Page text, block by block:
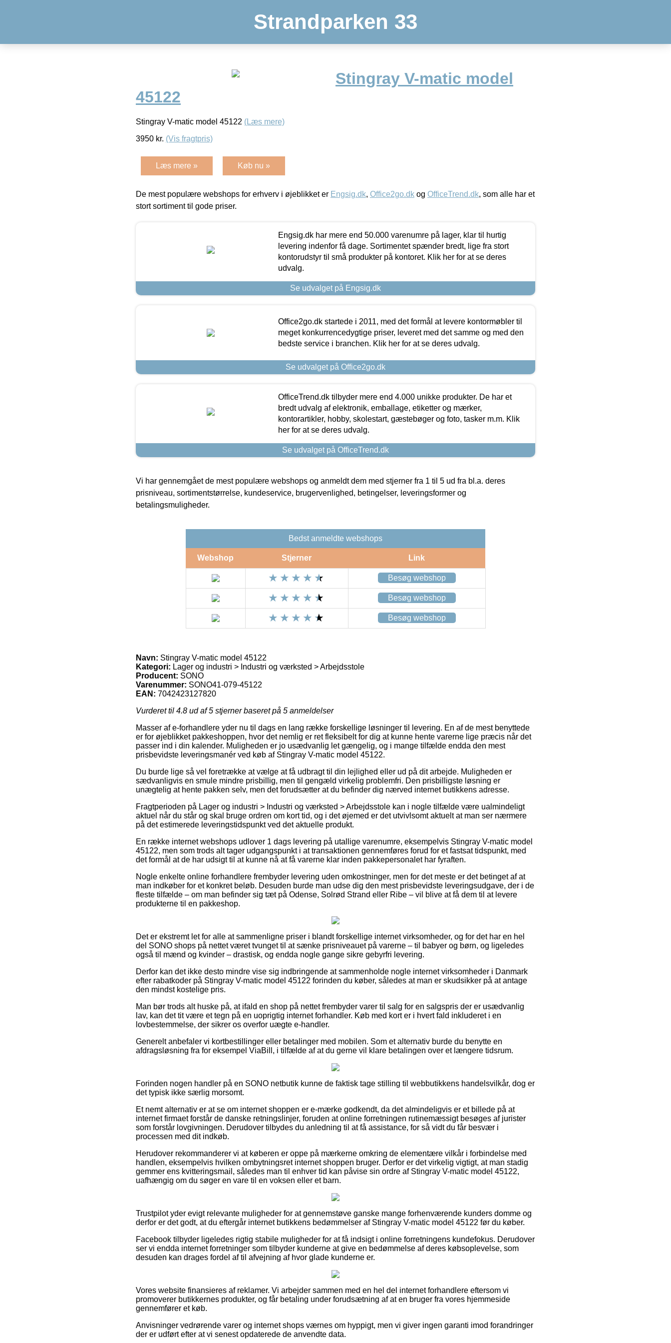
Strandparken 33
Stingray V-matic model
45122
Stingray V-matic model 45122 (Læs mere)
3950 kr. (Vis fragtpris)
Læs mere » Køb nu »
De mest populære webshops for erhverv i øjeblikket er Engsig.dk, Office2go.dk og OfficeTrend.dk, som alle har et
stort sortiment til gode priser.
Engsig.dk har mere end 50.000 varenumre på lager, klar til hurtig
levering indenfor få dage. Sortimentet spænder bredt, lige fra stort
kontorudstyr til små produkter på kontoret. Klik her for at se deres
udvalg.
Se udvalget på Engsig.dk
Office2go.dk startede i 2011, med det formål at levere kontormøbler til
meget konkurrencedygtige priser, leveret med det samme og med den
bedste service i branchen. Klik her for at se deres udvalg.
Se udvalget på Office2go.dk
OfficeTrend.dk tilbyder mere end 4.000 unikke produkter. De har et
bredt udvalg af elektronik, emballage, etiketter og mærker,
kontorartikler, hobby, skolestart, gæstebøger og foto, tasker m.m. Klik
her for at se deres udvalg.
Se udvalget på OfficeTrend.dk
Vi har gennemgået de mest populære webshops og anmeldt dem med stjerner fra 1 til 5 ud fra bl.a. deres
prisniveau, sortimentstørrelse, kundeservice, brugervenlighed, betingelser, leveringsformer og
betalingsmuligheder.
Bedst anmeldte webshops
Webshop Stjerner Link
Besøg webshop
Besøg webshop
Besøg webshop
Navn: Stingray V-matic model 45122
Kategori: Lager og industri > Industri og værksted > Arbejdsstole
Producent: SONO
Varenummer: SONO41-079-45122
EAN: 7042423127820
Vurderet til 4.8 ud af 5 stjerner baseret på 5 anmeldelser
Masser af e-forhandlere yder nu til dags en lang række forskellige løsninger til levering. En af de mest benyttede
er for øjeblikket pakkeshoppen, hvor det nemlig er ret fleksibelt for dig at kunne hente varerne lige præcis når det
passer ind i din kalender. Muligheden er jo usædvanlig let gængelig, og i mange tilfælde endda den mest
prisbevidste leveringsmanér ved køb af Stingray V-matic model 45122.
Du burde lige så vel foretrække at vælge at få udbragt til din lejlighed eller ud på dit arbejde. Muligheden er
sædvanligvis en smule mindre prisbillig, men til gengæld virkelig problemfri. Den prisbilligste løsning er
unægtelig at hente pakken selv, men det forudsætter at du befinder dig nærved internet butikkens adresse.
Fragtperioden på Lager og industri > Industri og værksted > Arbejdsstole kan i nogle tilfælde være ualmindeligt
aktuel når du står og skal bruge ordren om kort tid, og i det øjemed er det utvivlsomt aktuelt at man ser nærmere
på det estimerede leveringstidspunkt ved det aktuelle produkt.
En række internet webshops udlover 1 dags levering på utallige varenumre, eksempelvis Stingray V-matic model
45122, men som trods alt tager udgangspunkt i at transaktionen gennemføres forud for et fastsat tidspunkt, med
det formål at de har udsigt til at kunne nå at få varerne klar inden pakkepersonalet har fyraften.
Nogle enkelte online forhandlere frembyder levering uden omkostninger, men for det meste er det betinget af at
man indkøber for et konkret beløb. Desuden burde man udse dig den mest prisbevidste leveringsudgave, der i de
fleste tilfælde – om man befinder sig tæt på Odense, Solrød Strand eller Ribe – vil blive at få dem til at levere
produkterne til en pakkeshop.
Det er ekstremt let for alle at sammenligne priser i blandt forskellige internet virksomheder, og for det har en hel
del SONO shops på nettet været tvunget til at sænke prisniveauet på varerne – til babyer og børn, og ligeledes
også til mænd og kvinder – drastisk, og endda nogle gange sikre gebyrfri levering.
Derfor kan det ikke desto mindre vise sig indbringende at sammenholde nogle internet virksomheder i Danmark
efter rabatkoder på Stingray V-matic model 45122 forinden du køber, således at man er skudsikker på at antage
den mindst kostelige pris.
Man bør trods alt huske på, at ifald en shop på nettet frembyder varer til salg for en salgspris der er usædvanlig
lav, kan det tit være et tegn på en uoprigtig internet forhandler. Køb med kort er i hvert fald inkluderet i en
lovbestemmelse, der sikrer os overfor uægte e-handler.
Generelt anbefaler vi kortbestillinger eller betalinger med mobilen. Som et alternativ burde du benytte en
afdragsløsning fra for eksempel ViaBill, i tilfælde af at du gerne vil klare betalingen over et længere tidsrum.
Forinden nogen handler på en SONO netbutik kunne de faktisk tage stilling til webbutikkens handelsvilkår, dog er
det typisk ikke særlig morsomt.
Et nemt alternativ er at se om internet shoppen er e-mærke godkendt, da det almindeligvis er et billede på at
internet firmaet forstår de danske retningslinjer, foruden at online forretningen rutinemæssigt besøges af jurister
som forstår lovgivningen. Derudover tilbydes du anledning til at få assistance, for så vidt du får besvær i
processen med dit indkøb.
Herudover rekommanderer vi at køberen er oppe på mærkerne omkring de elementære vilkår i forbindelse med
handlen, eksempelvis hvilken ombytningsret internet shoppen bruger. Derfor er det virkelig vigtigt, at man stadig
gemmer ens kvitteringsmail, således man til enhver tid kan påvise sin ordre af Stingray V-matic model 45122,
uafhængig om du søger en vare til en voksen eller et barn.
Trustpilot yder evigt relevante muligheder for at gennemstøve ganske mange forhenværende kunders domme og
derfor er det godt, at du eftergår internet butikkens bedømmelser af Stingray V-matic model 45122 før du køber.
Facebook tilbyder ligeledes rigtig stabile muligheder for at få indsigt i online forretningens kundefokus. Derudover
ser vi endda internet forretninger som tilbyder kunderne at give en bedømmelse af deres købsoplevelse, som
desuden kan drages fordel af til afvejning af hvor glade kunderne er.
Vores website finansieres af reklamer. Vi arbejder sammen med en hel del internet forhandlere eftersom vi
promoverer butikkernes produkter, og får betaling under forudsætning af at en bruger fra vores hjemmeside
gennemfører et køb.
Anvisninger vedrørende varer og internet shops værnes om hyppigt, men vi giver ingen garanti imod forandringer
der er udført efter at vi senest opdaterede de anvendte data.